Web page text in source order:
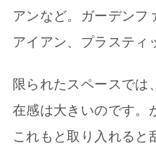
アンなど。ガーデンフ
アイアン、プラスティ
限られたスペースでは
在感は大きいのです。
これもと取り入れると